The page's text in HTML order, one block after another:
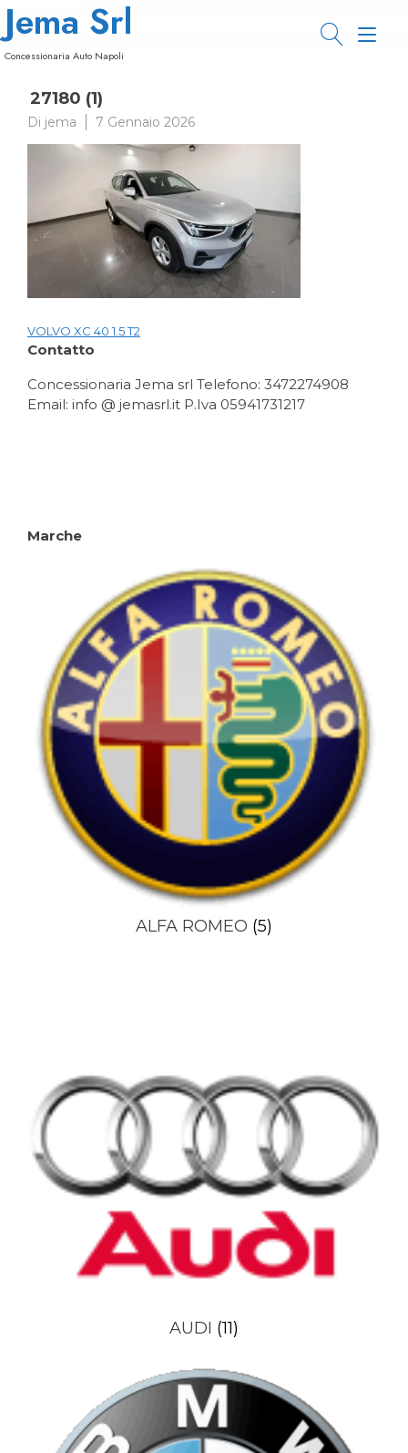
Passa
contenuto
Jema Srl
Concessionaria Auto Napoli
27180 (1)
Di jema 7 Gennaio 2026
Navigazione
articoli
VOLVO XC 40 1.5 T2
Contatto
Concessionaria Jema srl Telefono: 3472274908
Email: info @ jemasrl.it P.Iva 05941731217
Marche
ALFA ROMEO (5)
AUDI (11)